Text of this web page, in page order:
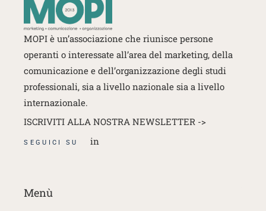
MOPI è un’associazione che riunisce persone
operanti o interessate all’area del marketing, della
comunicazione e dell’organizzazione degli studi
professionali, sia a livello nazionale sia a livello
internazionale.
ISCRIVITI ALLA NOSTRA NEWSLETTER ->
SEGUICI SU in
Menù